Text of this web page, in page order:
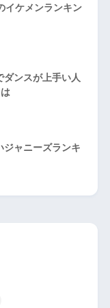
イケメンランキン
ダンスが上手い人
ジャニーズランキ